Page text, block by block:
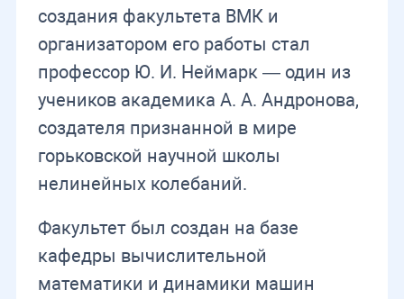
создания факультета ВМК и
организатором его работы стал
профессор Ю. И. Неймарк — один из
учеников академика А. А. Андронова,
создателя признанной в мире
горьковской научной школы
нелинейных колебаний.
Факультет был создан на базе
кафедры вычислительной
математики и динамики машин